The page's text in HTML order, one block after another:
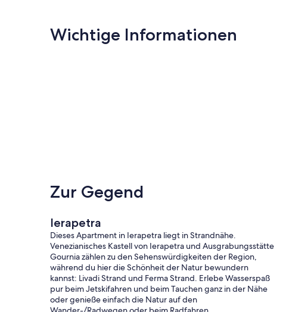
Wichtige Informationen
Zur Gegend
Ierapetra
Dieses Apartment in Ierapetra liegt in Strandnähe.
Venezianisches Kastell von Ierapetra und Ausgrabungsstätte
Gournia zählen zu den Sehenswürdigkeiten der Region,
während du hier die Schönheit der Natur bewundern
kannst: Livadi Strand und Ferma Strand. Erlebe Wasserspaß
pur beim Jetskifahren und beim Tauchen ganz in der Nähe
oder genieße einfach die Natur auf den